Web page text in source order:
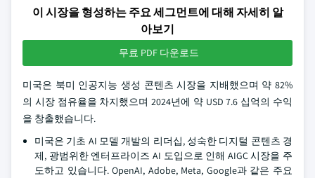
이 시장을 형성하는 주요 세그먼트에 대해 자세히 알
아보기
무료 PDF 다운로드
미국은 북미 인공지능 생성 콘텐츠 시장을 지배했으며 약 82%
의 시장 점유율을 차지했으며 2024년에 약 USD 7.6 십억의 수익
을 창출했습니다.
미국은 기초 AI 모델 개발의 리더십, 성숙한 디지털 콘텐츠 경
제, 광범위한 엔터프라이즈 AI 도입으로 인해 AIGC 시장을 주
도하고 있습니다. OpenAI, Adobe, Meta, Google과 같은 주요